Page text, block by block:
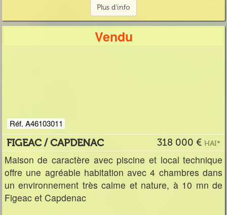
Plus d'info
Vendu
Réf. A46103011
FIGEAC / CAPDENAC 318 000 € HAI*
Maison de caractère avec piscine et local technique
offre une agréable habitation avec 4 chambres dans
un environnement très calme et nature, à 10 mn de
Figeac et Capdenac